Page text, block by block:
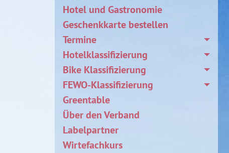
Hotel und Gastronomie
Geschenkkarte bestellen
Termine
Hotelklassifizierung
Bike Klassifizierung
FEWO-Klassifizierung
Greentable
Über den Verband
Labelpartner
Wirtefachkurs